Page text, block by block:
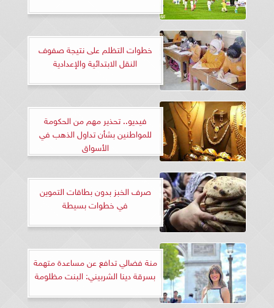
خطوات التظلم على نتيجة صفوف
النقل الابتدائية والإعدادية
فيديو.. تحذير مهم من الحكومة
للمواطنين بشأن تداول الذهب في
الأسواق
صرف الخبز بدون بطاقات التموين
في خطوات بسيطة
منة فضالي تدافع عن مساعدة متهمة
بسرقة دينا الشربيني: البنت مظلومة